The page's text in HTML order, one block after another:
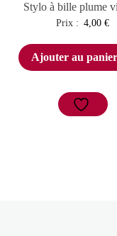
Stylo à bille plume
Prix : 4,00€
Ajouter au panier